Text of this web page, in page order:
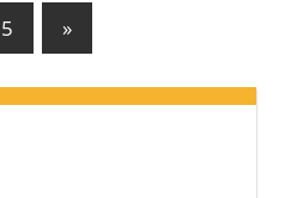
5
次
の
記
»